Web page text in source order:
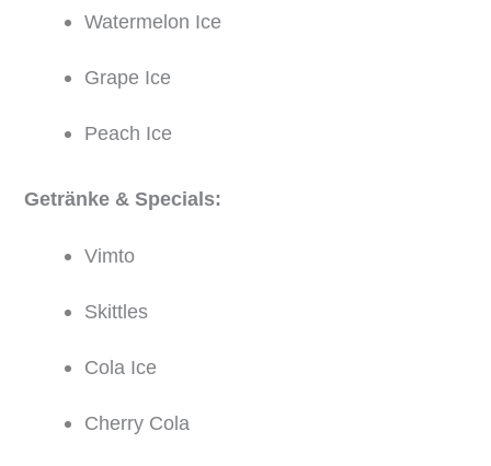
Watermelon Ice
Grape Ice
Peach Ice
Getränke & Specials:
Vimto
Skittles
Cola Ice
Cherry Cola